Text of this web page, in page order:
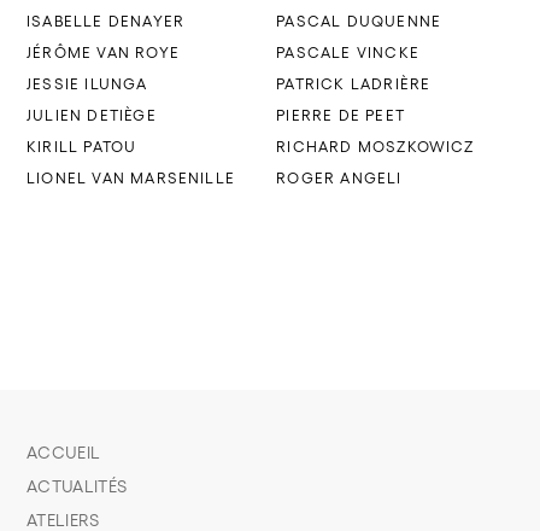
ISABELLE DENAYER
JÉRÔME VAN ROYE
JESSIE ILUNGA
JULIEN DETIÈGE
KIRILL PATOU
LIONEL VAN MARSENILLE
PASCAL DUQUENNE
PASCALE VINCKE
PATRICK LADRIÈRE
PIERRE DE PEET
RICHARD MOSZKOWICZ
ROGER ANGELI
ACCUEIL
ACTUALITÉS
ATELIERS